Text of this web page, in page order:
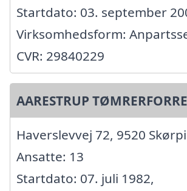
Startdato: 03. september
Virksomhedsform:
CVR: 29840229
AARESTRUP
Haverslevvej 72, 9520
Ansatte: 13
Startdato: 07. juli 1982,